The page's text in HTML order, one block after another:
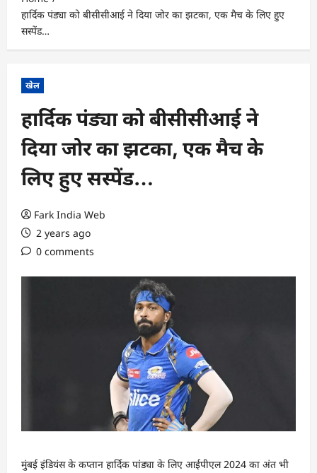
हार्दिक पंड्या को बीसीसीआई ने दिया जोर का झटका, एक मैच के लिए हुए
सस्पेंड…
खेल
हार्दिक पंड्या को बीसीसीआई ने
दिया जोर का झटका, एक मैच के
लिए हुए सस्पेंड…
Fark India Web
2 years ago
0 comments
मुंबई इंडियंस के कप्‍तान हार्दिक पांड्या के लिए आईपीएल 2024 का अंत भी